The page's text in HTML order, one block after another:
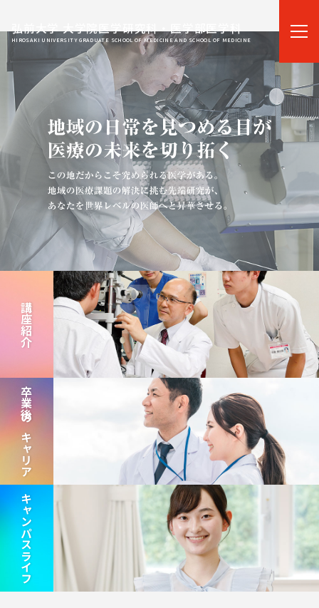
弘前大学 大学院医学研究科・医学部医学科
HIROSAKI UNIVERSITY GRADUATE SCHOOL OF MEDICINE AND SCHOOL OF MEDICINE
講座紹介
卒業後のキャリア
キャンパスライフ